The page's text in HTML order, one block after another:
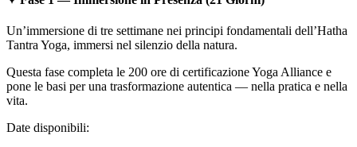
Un’immersione di tre settimane nei principi fondamentali dell’Hatha
Tantra Yoga, immersi nel silenzio della natura.
Questa fase completa le 200 ore di certificazione Yoga Alliance e
pone le basi per una trasformazione autentica — nella pratica e nella
vita.
Date disponibili: